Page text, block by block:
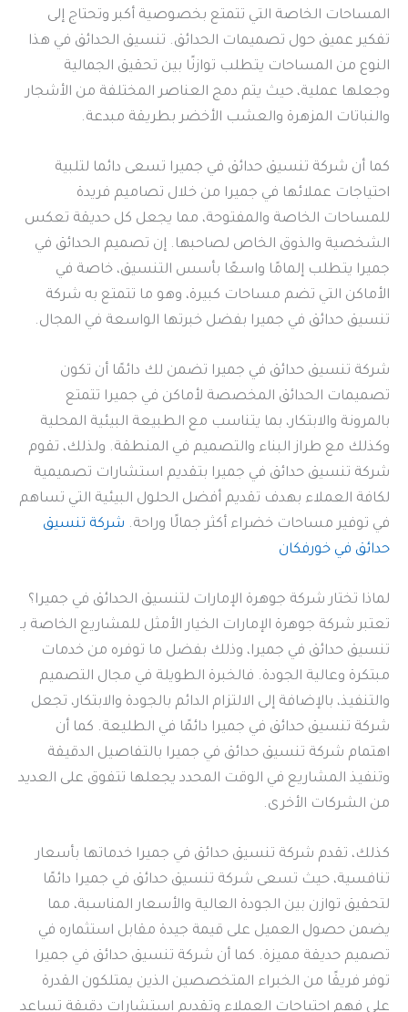
المساحات الخاصة التي تتمتع بخصوصية أكبر وتحتاج إلى
تفكير عميق حول تصميمات الحدائق. تنسيق الحدائق في هذا
النوع من المساحات يتطلب توازنًا بين تحقيق الجمالية
وجعلها عملية، حيث يتم دمج العناصر المختلفة من الأشجار
والنباتات المزهرة والعشب الأخضر بطريقة مبدعة.
كما أن شركة تنسيق حدائق في جميرا تسعى دائما لتلبية
احتياجات عملائها في جميرا من خلال تصاميم فريدة
للمساحات الخاصة والمفتوحة، مما يجعل كل حديقة تعكس
الشخصية والذوق الخاص لصاحبها. إن تصميم الحدائق في
جميرا يتطلب إلمامًا واسعًا بأسس التنسيق، خاصة في
الأماكن التي تضم مساحات كبيرة، وهو ما تتمتع به شركة
تنسيق حدائق في جميرا بفضل خبرتها الواسعة في المجال.
شركة تنسيق حدائق في جميرا تضمن لك دائمًا أن تكون
تصميمات الحدائق المخصصة لأماكن في جميرا تتمتع
بالمرونة والابتكار، بما يتناسب مع الطبيعة البيئية المحلية
وكذلك مع طراز البناء والتصميم في المنطقة. ولذلك، تقوم
شركة تنسيق حدائق في جميرا بتقديم استشارات تصميمية
لكافة العملاء بهدف تقديم أفضل الحلول البيئية التي تساهم
في توفير مساحات خضراء أكثر جمالًا وراحة. شركة تنسيق
حدائق في خورفكان
لماذا تختار شركة جوهرة الإمارات لتنسيق الحدائق في جميرا؟
تعتبر شركة جوهرة الإمارات الخيار الأمثل للمشاريع الخاصة بـ
تنسيق حدائق في جميرا، وذلك بفضل ما توفره من خدمات
مبتكرة وعالية الجودة. فالخبرة الطويلة في مجال التصميم
والتنفيذ، بالإضافة إلى الالتزام الدائم بالجودة والابتكار، تجعل
شركة تنسيق حدائق في جميرا دائمًا في الطليعة. كما أن
اهتمام شركة تنسيق حدائق في جميرا بالتفاصيل الدقيقة
وتنفيذ المشاريع في الوقت المحدد يجعلها تتفوق على العديد
من الشركات الأخرى.
كذلك، تقدم شركة تنسيق حدائق في جميرا خدماتها بأسعار
تنافسية، حيث تسعى شركة تنسيق حدائق في جميرا دائمًا
لتحقيق توازن بين الجودة العالية والأسعار المناسبة، مما
يضمن حصول العميل على قيمة جيدة مقابل استثماره في
تصميم حديقة مميزة. كما أن شركة تنسيق حدائق في جميرا
توفر فريقًا من الخبراء المتخصصين الذين يمتلكون القدرة
على فهم احتياجات العملاء وتقديم استشارات دقيقة تساعد